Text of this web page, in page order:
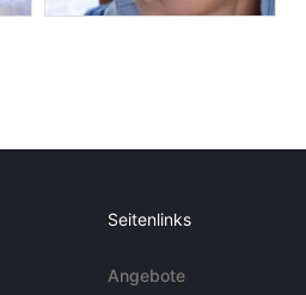
Seitenlinks
Angebote